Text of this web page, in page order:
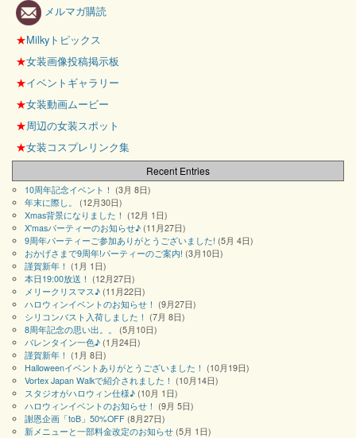
メルマガ購読
★Milkyトピックス
★女装画像投稿掲示板
★イベントギャラリー
★女装動画ムービー
★周辺の女装スポット
★女装コスプレリンク集
Recent Entries
10周年記念イベント！ (3月 8日)
年末に際し。
(12月30日)
Xmas背景になりました！ (12月 1日)
X'masパーティーのお知らせ♪ (11月27日)
9周年パーティーご参加ありがとうございました! (5月 4日)
おかげさまで9周年!パーティーのご案内! (3月10日)
謹賀新年！ (1月 1日)
本日19:00放送！ (12月27日)
メリークリスマス♪ (11月22日)
ハロウィンイベントのお知らせ！ (9月27日)
シリコンバスト入荷しました！ (7月 8日)
8周年記念の思い出。。
(5月10日)
バレンタイン一色♪ (1月24日)
謹賀新年！ (1月 8日)
Halloweenイベントありがとうございました！ (10月19日)
Vortex Japan Walkで紹介されました！ (10月14日)
スタジオがハロウィン仕様♪ (10月 1日)
ハロウィンイベントのお知らせ！ (9月 5日)
謝恩企画「toB」50%OFF (8月27日)
新メニューと一部料金改定のお知らせ (5月 1日)